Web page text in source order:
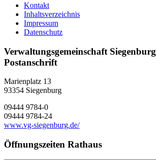
Kontakt
Inhaltsverzeichnis
Impressum
Datenschutz
Verwaltungsgemeinschaft Siegenburg
Postanschrift
Marienplatz 13
93354 Siegenburg
09444 9784-0
09444 9784-24
www.vg-siegenburg.de/
Öffnungszeiten Rathaus